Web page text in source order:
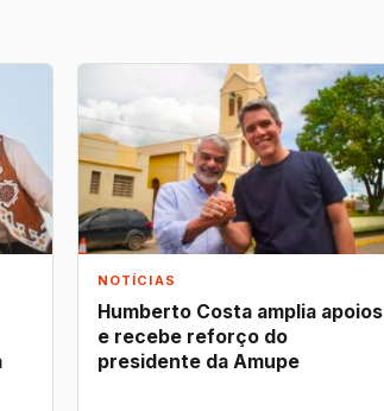
NOTÍCIAS
Humberto Costa amplia apoios
e recebe reforço do
presidente da Amupe